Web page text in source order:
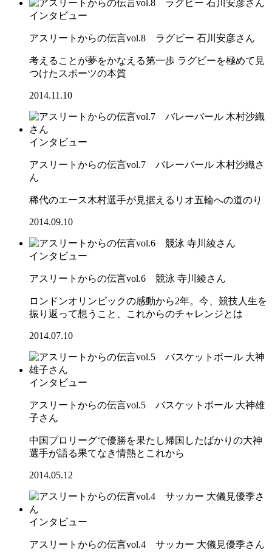
インタビュー
アスリートからの伝言vol.8 ラグビー 石川安彦さん
考えることが夢をかなえる第一歩 ラグビーを極めて見
つけたスポーツの本質
2014.11.10
インタビュー
アスリートからの伝言vol.7 バレーバール 木村沙織さ
ん
稀代のエース木村選手が見据えるリオ五輪への道のり
2014.09.10
インタビュー
アスリートからの伝言vol.6 競泳 寺川綾さん
ロンドンオリンピックの感動から2年。今、競技人生を
振り返って想うこと、これからのチャレンジとは
2014.07.10
インタビュー
アスリートからの伝言vol.5 バスケットボール 大神雄
子さん
中国プロリーグで優勝を果たし帰国したばかりの大神
選手が語る果てなき情熱とこれから
2014.05.12
インタビュー
アスリートからの伝言vol.4 サッカー 大儀見優季さん